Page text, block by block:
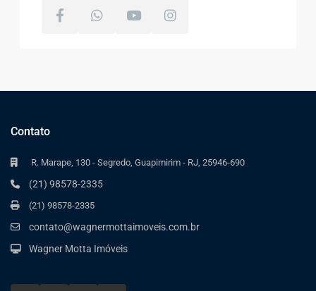
Contato
R. Marape, 130 - Segredo, Guapimirim - RJ, 25946-690
(21) 98578-2335
(21) 98578-2335
contato@wagnermottaimoveis.com.br
Wagner Motta Imóveis